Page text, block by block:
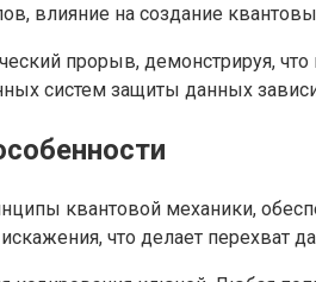
влияние на создание
прорыв, демонстрируя,
систем защиты данных
квантовой механики,
что делает